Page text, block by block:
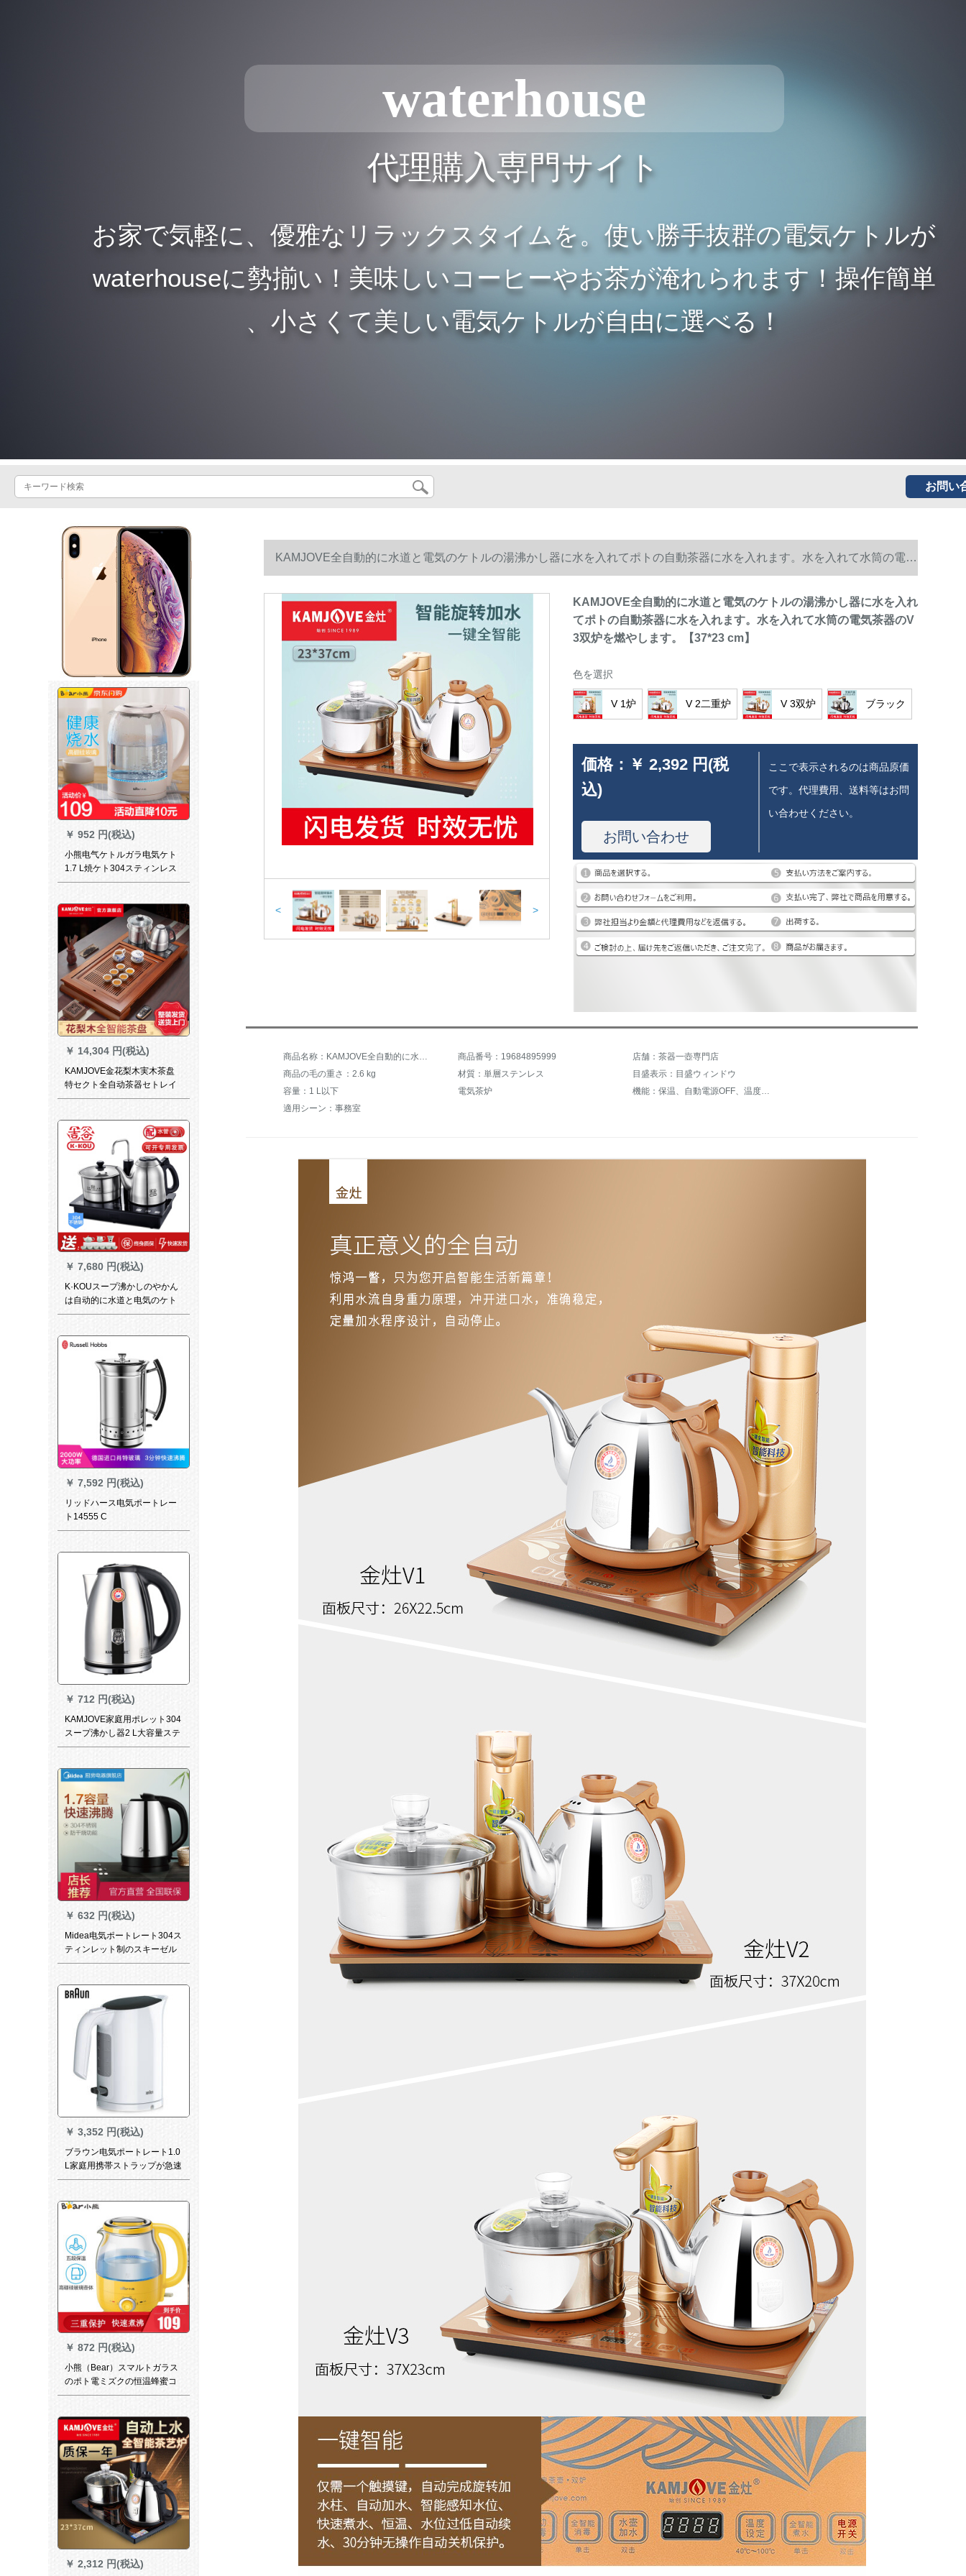
waterhouse
代理購入専門サイト
お家で気軽に、優雅なリラックスタイムを。使い勝手抜群の電気ケトルが
waterhouseに勢揃い！美味しいコーヒーやお茶が淹れられます！操作簡単
、小さくて美しい電気ケトルが自由に選べる！
お問い
￥ 952 円(税込)
小熊电气ケトルガラ电気ケト
1.7 L焼ケト304スティンレス
发热盘ZH-A 17 Lブレイ体试験
￥ 14,304 円(税込)
KAMJOVE金花梨木実木茶盘
特セクト全自动茶器セトレイ
R-850セトE 9【30周年记念
￥ 7,680 円(税込)
K·KOUスープ沸かしのやかん
は自动的に水道と电気のケト
ル304スト电気茶器のインテ
电气port 37*23 CM吉谷TC
0102 D三合一に行きます。
￥ 7,592 円(税込)
リッドハース电気ポートレー
ト14555 C
￥ 712 円(税込)
KAMJOVE家庭用ポレット304
スープ沸かし器2 L大容量ステ
アリングスープ沸かし器电気
￥ 632 円(税込)
Midea电気ポートレート304ス
ティンレット制のスキーゼル
制のポリポリカーリングが、
MK-SJ 1702です。
￥ 3,352 円(税込)
ブラウン电気ポートレート1.0
L家庭用携帯ストラップが急速
に沸くポートレートWK 3000
￥ 872 円(税込)
小熊（Bear）スマルトガラス
のポト電ミズクの恒温蜂蜜コ
ーヒのお湯を沸かします。お
源をOFFします。透明なミニ
容量保温一体の黄ZDH-A 12 R
2
￥ 2,312 円(税込)
KAMJOVE全自動的に水道と電気のケトルの湯沸かし器に水を入れてポトの自動茶器に水を入れます。水を入れて水筒の電気
茶器のV 3双炉を燃やします。【37*23 cm】
< >
KAMJOVE全自動的に水道と電気のケトルの湯沸かし器に水を入れ
てポトの自動茶器に水を入れます。水を入れて水筒の電気茶器のV
3双炉を燃やします。【37*23 cm】
色を選択
V 1炉 V 2二重炉 V 3双炉 ブラック
価格： ￥ 2,392 円(税
込)
お問い合わせ
ここで表示されるのは商品原価
です。代理費用、送料等はお問
い合わせください。
商品名称：KAMJOVE全自動的に水道と電気のケトルを沸かしてお茶を沸かします。お茶のポットの自動茶器に水を入れてポットを燃やします。電気茶器のお茶を沸かします。V 3双炉【37*23 cm】 商品番号：19684895999
店舗：茶器一壺専門店
商品の毛の重さ：2.6 kg
材質：単層ステンレス
目盛表示：目盛ウィンドウ
容量：1 L以下
電気茶炉
機能：保温、自動電源OFF、温度表示、自動上水、空焚き防止
適用シーン：事務室